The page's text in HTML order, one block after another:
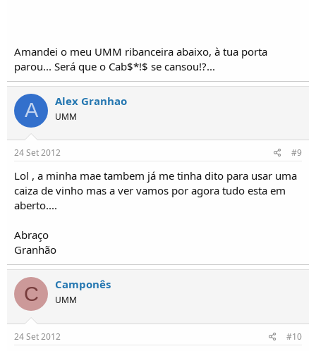
Amandei o meu UMM ribanceira abaixo, à tua porta
parou... Será que o Cab$*!$ se cansou!?...
A Alex Granhao
UMM
24 Set 2012 #9
Lol , a minha mae tambem já me tinha dito para usar uma
caiza de vinho mas a ver vamos por agora tudo esta em
aberto....
Abraço
Granhão
C Camponês
UMM
24 Set 2012 #10